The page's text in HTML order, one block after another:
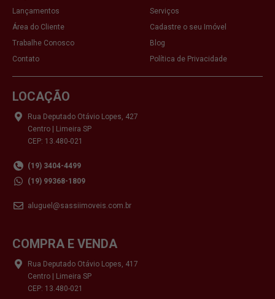
Lançamentos
Serviços
Área do Cliente
Cadastre o seu Imóvel
Trabalhe Conosco
Blog
Contato
Política de Privacidade
LOCAÇÃO
Rua Deputado Otávio Lopes, 427
Centro | Limeira SP
CEP: 13.480-021
(19) 3404-4499
(19) 99368-1809
aluguel@sassiimoveis.com.br
COMPRA E VENDA
Rua Deputado Otávio Lopes, 417
Centro | Limeira SP
CEP: 13.480-021